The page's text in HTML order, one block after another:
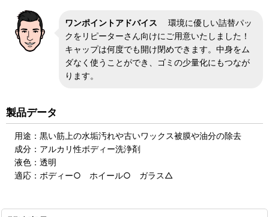
ワンポイントアドバイス
環境に優しい詰替パッ
クをリピーターさん向けにご用意いたしました！
キャップは何度でも開け閉めできます。中身をム
ダなく使うことができ、ゴミの少量化にもつなが
ります。
製品データ
用途：黒い筋上の水垢汚れや古いワックス被膜や油分の除去
成分：アルカリ性ボディー洗浄剤
液色：透明
適応：ボディー○ ホイール○ ガラス△